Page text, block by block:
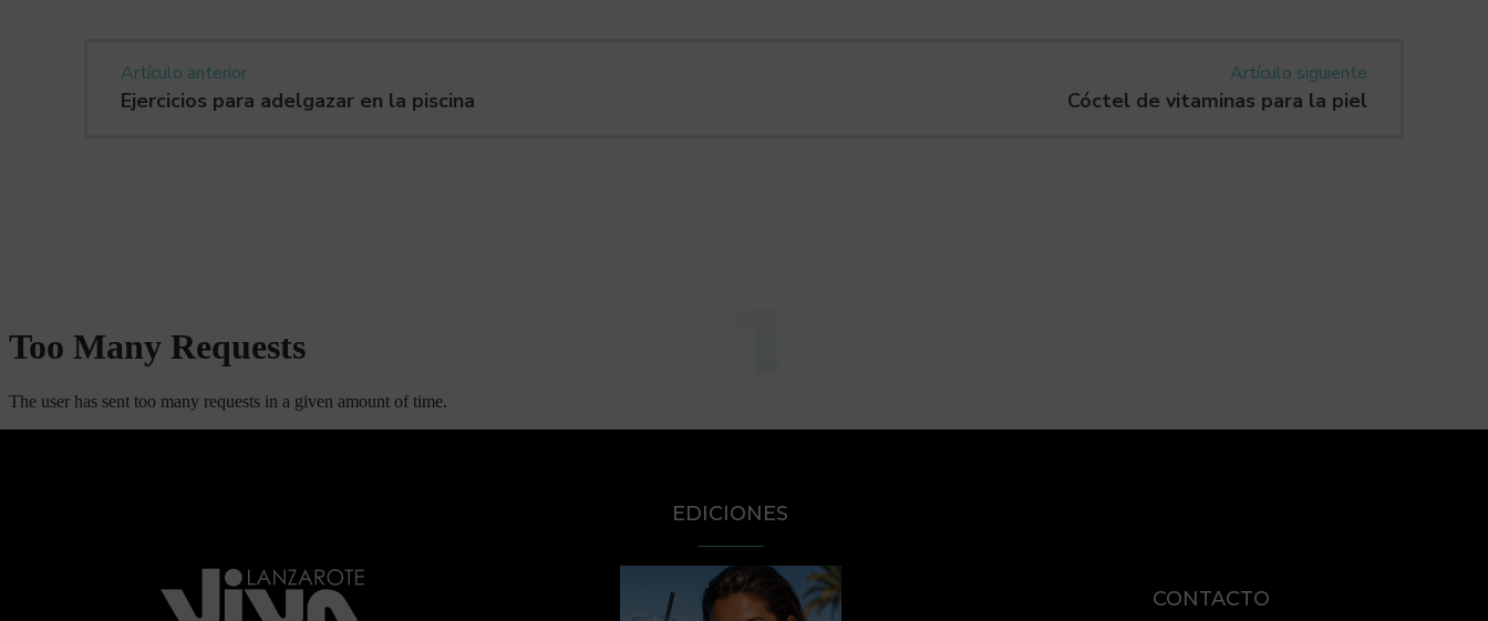
Artículo anterior
Ejercicios para adelgazar en la piscina
Artículo siguiente
Cóctel de vitaminas para la piel
EDICIONES
CONTACTO